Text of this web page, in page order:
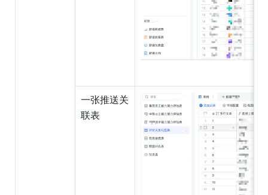
一张推送关
联表